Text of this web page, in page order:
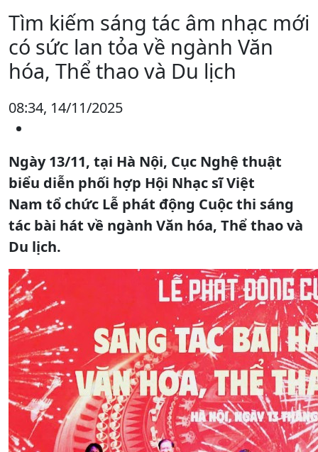
Tìm kiếm sáng tác âm nhạc mới
có sức lan tỏa về ngành Văn
hóa, Thể thao và Du lịch
08:34, 14/11/2025
Ngày 13/11, tại Hà Nội, Cục Nghệ thuật
biểu diễn phối hợp Hội Nhạc sĩ Việt
Nam tổ chức Lễ phát động Cuộc thi sáng
tác bài hát về ngành Văn hóa, Thể thao và
Du lịch.